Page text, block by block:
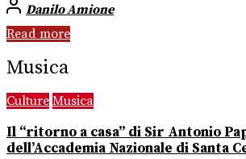
Danilo Amione
Read more
Musica
Culture Musica
Il “ritorno a casa” di Sir Antonio
dell’Accademia Nazionale di Santa